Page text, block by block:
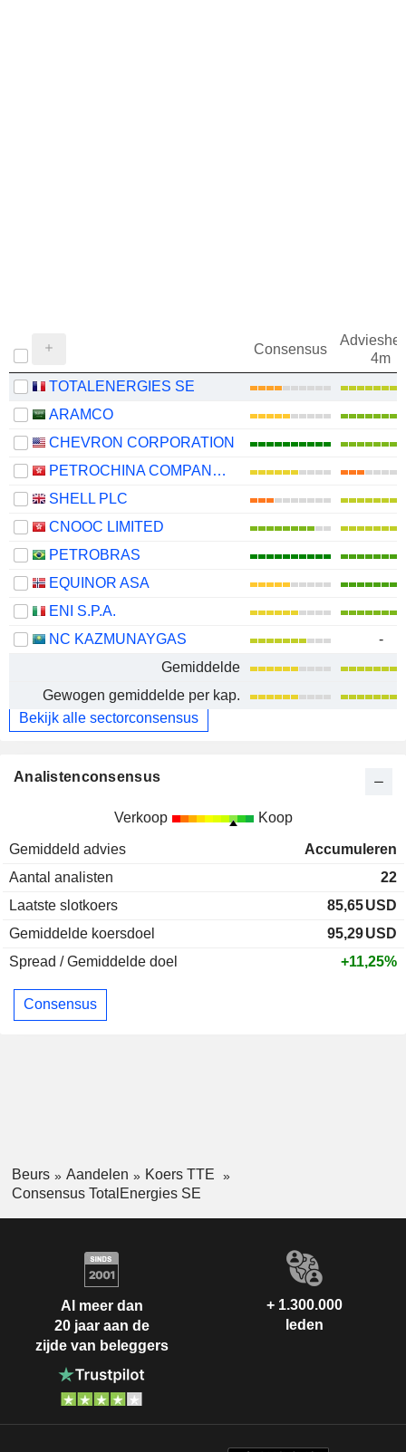
Consensus
4m
TOTALENERGIES SE
ARAMCO
CHEVRON CORPORATION
PETROCHINA COMPANY LIMITED
SHELL PLC
CNOOC LIMITED
PETROBRAS
EQUINOR ASA
ENI S.P.A.
NC KAZMUNAYGAS
-
Gemiddelde
Gewogen gemiddelde per kap.
Bekijk alle sectorconsensus
Analistenconsensus
Verkoop Koop
Gemiddeld advies
Accumuleren
Aantal analisten
22
Laatste slotkoers
85,65USD
Gemiddelde koersdoel
95,29USD
Spread / Gemiddelde doel
+11,25%
Consensus
Beurs Aandelen
Koers TTE
Consensus TotalEnergies SE
Al meer dan
20 jaar aan de
zijde van beleggers
+ 1.300.000
leden